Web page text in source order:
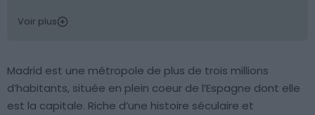
Voir plus
Madrid est une métropole de plus de trois millions
d’habitants, située en plein coeur de l’Espagne dont elle
est la capitale. Riche d’une histoire séculaire et